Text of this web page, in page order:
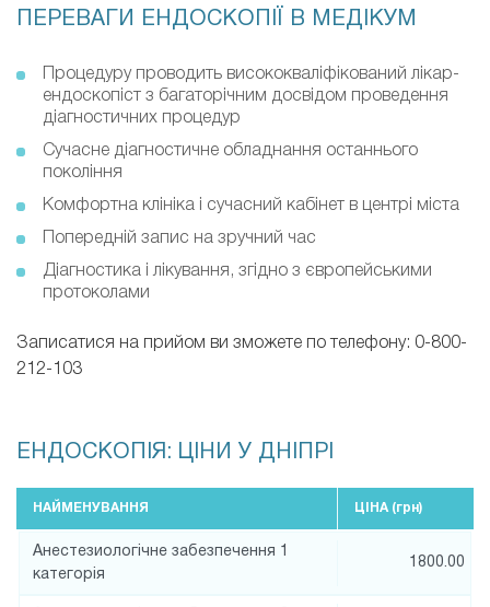
ПЕРЕВАГИ ЕНДОСКОПІЇ В МЕДІКУМ
Процедуру проводить висококваліфікований лікар-
ендоскопіст з багаторічним досвідом проведення
діагностичних процедур
Сучасне діагностичне обладнання останнього
покоління
Комфортна клініка і сучасний кабінет в центрі міста
Попередній запис на зручний час
Діагностика і лікування, згідно з європейськими
протоколами
Записатися на прийом ви зможете по телефону: 0-800-
212-103
ЕНДОСКОПІЯ: ЦІНИ У ДНІПРІ
НАЙМЕНУВАННЯ ЦІНА ( грн)
Анестезиологічне забезпечення 1
категорія
1800.00